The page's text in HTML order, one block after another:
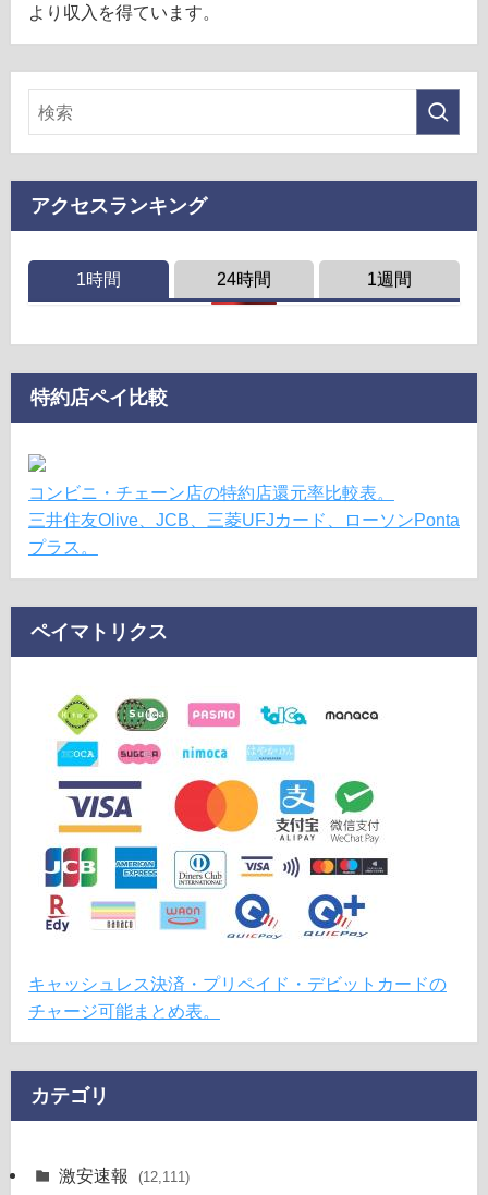
より収入を得ています。
アクセスランキング
1時間 24時間 1週間
特約店ペイ比較
コンビニ・チェーン店の特約店還元率比較表。
三井住友Olive、JCB、三菱UFJカード、ローソンPonta
プラス。
ペイマトリクス
キャッシュレス決済・プリペイド・デビットカードの
チャージ可能まとめ表。
カテゴリ
激安速報 (12,111)